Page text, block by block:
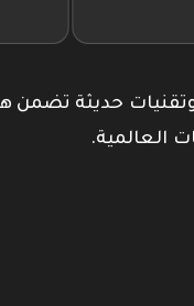
وتقنيات حديثة تضمن
العالمية.